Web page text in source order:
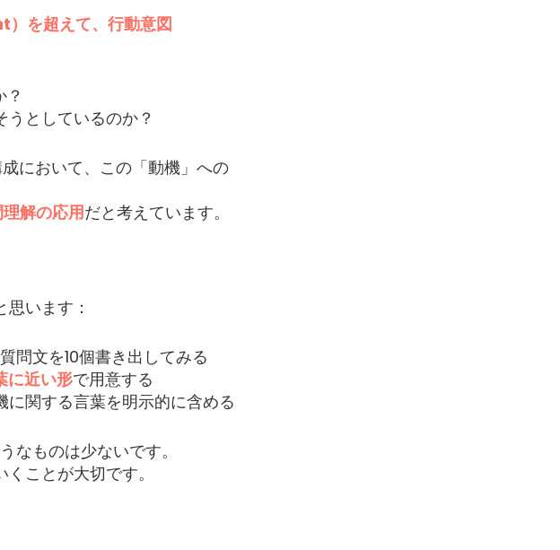
を超えて、行動意図
としているのか？
において、この「動機」への
理解の応用だと考えています。
います：
問文を10個書き出してみる
に近い形で用意する
関する言葉を明示的に含める
なものは少ないです。
ことが大切です。